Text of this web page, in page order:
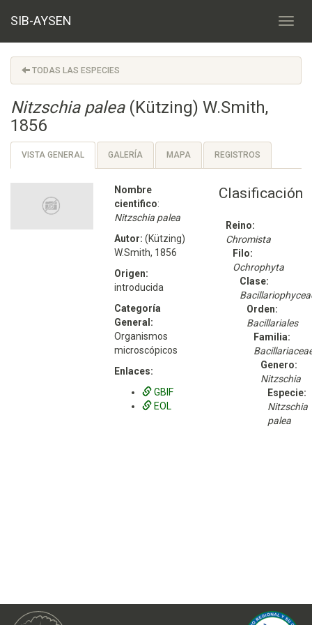
SIB-AYSEN
TODAS LAS ESPECIES
Nitzschia palea(Kützing) W.Smith,
1856
VISTA GENERAL GALERÍA MAPA REGISTROS
Nombre
cientifico:
Nitzschia palea
Autor: (Kützing)
W.Smith, 1856
Origen:
introducida
Categoría
General:
Organismos
microscópicos
Enlaces:
GBIF
EOL
Clasificación
Reino:
Chromista
Filo:
Ochrophyta
Clase:
Orden:
Bacillariales
Familia:
Genero:
Nitzschia
Especie:
Nitzschia
palea